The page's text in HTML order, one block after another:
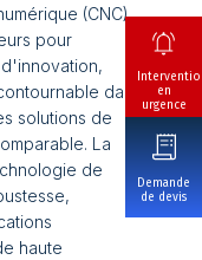
en
urgence
Demande
de devis
(CNC),
pour
dans
solutions de
La
de
haute